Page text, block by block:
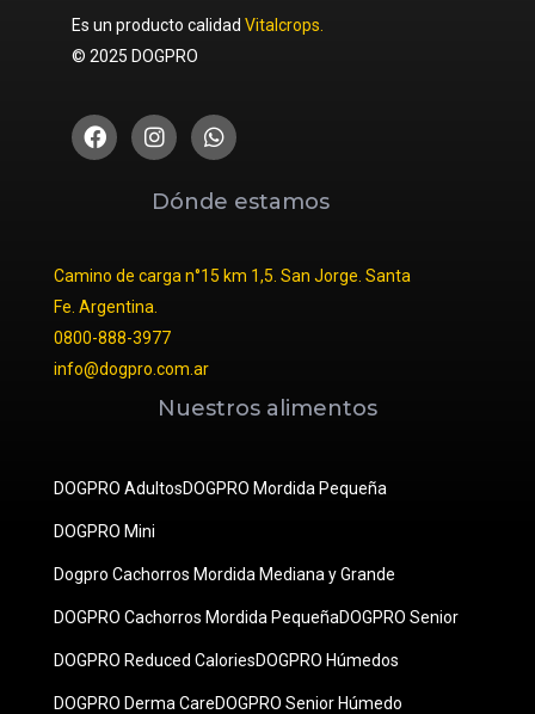
Es un producto calidad Vitalcrops.
© 2025 DOGPRO
Dónde estamos
Camino de carga n°15 km 1,5. San Jorge. Santa
Fe. Argentina.
0800-888-3977
info@dogpro.com.ar
Nuestros alimentos
DOGPRO AdultosDOGPRO Mordida Pequeña
DOGPRO Mini
Dogpro Cachorros Mordida Mediana y Grande
DOGPRO Cachorros Mordida PequeñaDOGPRO Senior
DOGPRO Reduced CaloriesDOGPRO Húmedos
DOGPRO Derma CareDOGPRO Senior Húmedo